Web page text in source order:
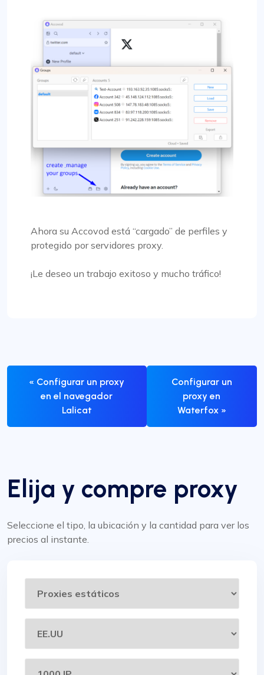
Ahora su Accovod está “cargado” de perfiles y
protegido por servidores proxy.
¡Le deseo un trabajo exitoso y mucho tráfico!
« Configurar un proxy
en el navegador
Lalicat
Configurar un
proxy en
Waterfox »
Elija y compre proxy
Seleccione el tipo, la ubicación y la cantidad para ver los
precios al instante.